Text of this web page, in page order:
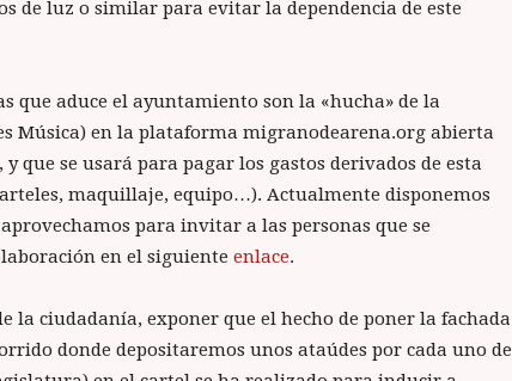
de luz o similar para evitar la dependencia de este
que aduce el ayuntamiento son la «hucha» de la
Música) en la plataforma migranodearena.org abierta
que se usará para pagar los gastos derivados de esta
maquillaje, equipo…). Actualmente disponemos
para invitar a las personas que se
en el siguiente enlace.
la ciudadanía, exponer que el hecho de poner la fachada
donde depositaremos unos ataúdes por cada uno de